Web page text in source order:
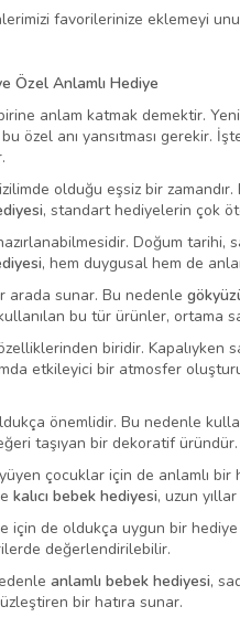
favorilerinize eklemeyi
Özel Anlamlı Hediye
anlam katmak demektir.
özel anı yansıtması gerekir.
olduğu eşsiz bir
, standart hediyelerin çok
Doğum
, hem duygusal hem de
arada sunar. Bu nedenle
bu tür ürünler, ortama
biridir. Kapalıyken
etkileyici bir atmosfer
önemlidir. Bu nedenle
taşıyan bir dekoratif üründür.
çocuklar için de anlamlı bir
kalıcı bebek hediyesi, uzun
için de oldukça uygun bir
değerlendirilebilir.
anlamlı bebek hediyesi,
bir hatıra sunar.